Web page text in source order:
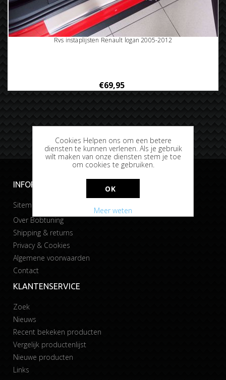
Rvs instaplijsten Renault logan 2005-2012
€69,95
INFORMATIE
Sitemap
Over Bobtuning
Shipping & returns
Privacy & Cookies
Algemene voorwaarden
Contact
KLANTENSERVICE
Zoek
Nieuws
Recent bekeken producten
Vergelijk productenlijst
Nieuwe producten
Links
Cookies Helpen ons om een betere
diensten te kunnen verlenen. Als je gebruik
wilt maken van onze diensten stem je toe
om cookies te gebruiken.
OK
Meer weten